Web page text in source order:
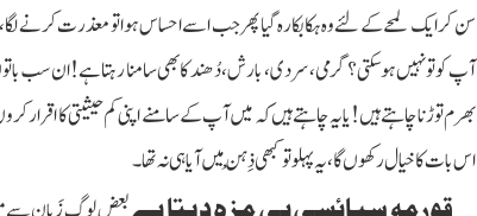
سن کر ایک لمحے کے لئے وہ ہکابکا رہ گیا پھر جب اسے احساس ہوا تو معذرت کرنے
آپ کو تو نہیں ہوسکتی؟ گرمی، سردی، بارش، دُھند کا بھی سامنا رہتا ہے! ان سب
بھرم توڑنا چاہتے ہیں! یا یہ چاہتے ہیں کہ میں آپ کے سامنے اپنی کم حیثیتی کا
اس بات کا خیال رکھوں گا،یہ پہلو تو کبھی ذِہْن میں آیا ہی نہ تھا۔
قورمہ سپائسی ہی مزہ دیتا ہے